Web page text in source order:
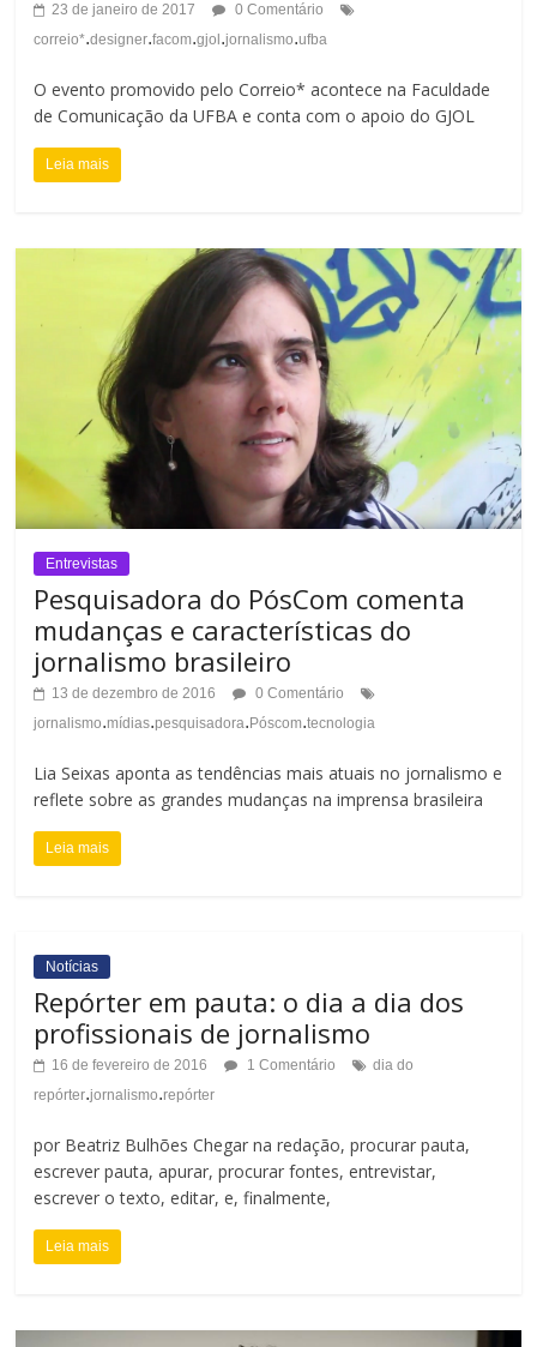
23 de janeiro de 2017
0 Comentário
correio*.designer.facom.gjol .jornalismo.ufba
O evento promovido pelo Correio* acontece na Faculdade
de Comunicação da UFBA e conta com o apoio do GJOL
Leia mais
Entrevistas
Pesquisadora do PósCom comenta
mudanças e características do
jornalismo brasileiro
13 de dezembro de 2016
0 Comentário
jornalismo.mídias.pesquisadora. Póscom.tecnologia
Lia Seixas aponta as tendências mais atuais no jornalismo e
reflete sobre as grandes mudanças na imprensa brasileira
Leia mais
Notícias
Repórter em pauta: o dia a dia dos
profissionais de jornalismo
16 de fevereiro de 2016 1 Comentário
dia do
repórter.jornalismo.repórter
por Beatriz Bulhões Chegar na redação, procurar pauta,
escrever pauta, apurar, procurar fontes, entrevistar,
escrever o texto, editar, e, finalmente,
Leia mais